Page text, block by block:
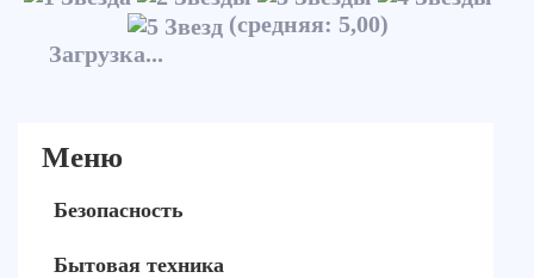
(средняя: 5,00)
Загрузка...
Меню
Безопасность
Бытовая техника